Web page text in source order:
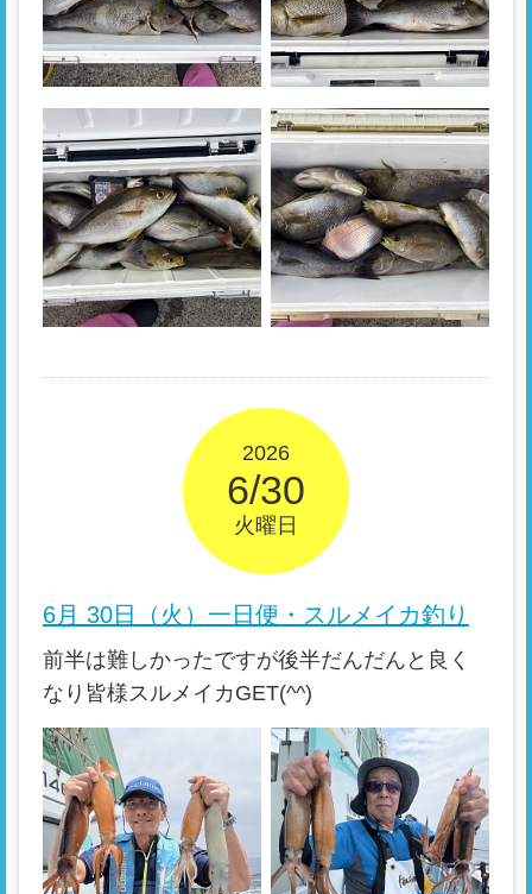
2026
6/30
火曜日
6月 30日（火）一日便・スルメイカ釣り
前半は難しかったですが後半だんだんと良く
なり皆様スルメイカGET(^^)